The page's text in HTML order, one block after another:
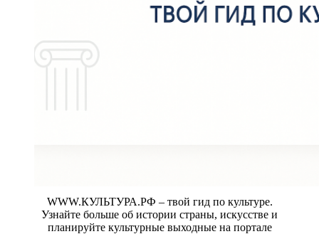
WWW.КУЛЬТУРА.РФ – твой гид по культуре.
Узнайте больше об истории страны, искусстве и
планируйте культурные выходные на портале